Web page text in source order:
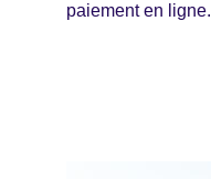
paiement en ligne.